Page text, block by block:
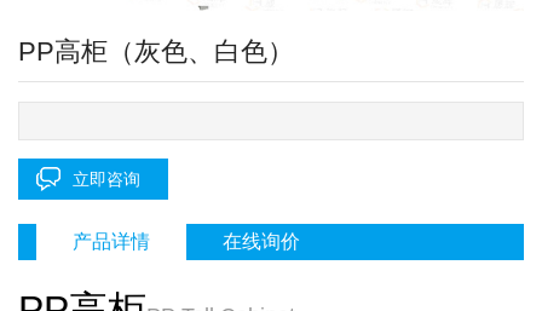
PP高柜（灰色、白色）
立即咨询
产品详情 在线询价